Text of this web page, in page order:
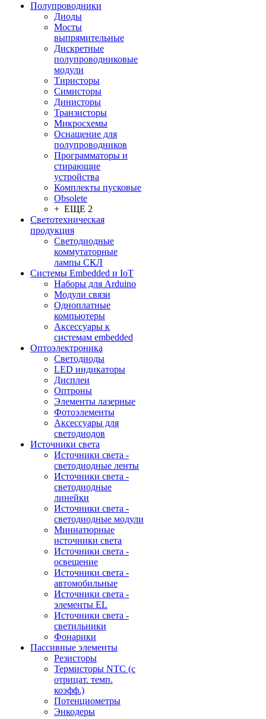
Полупроводники
Диоды
Мосты
выпрямительные
Дискретные
полупроводниковые
модули
Тиристоры
Симисторы
Динисторы
Транзисторы
Микросхемы
Оснащение для
полупроводников
Программаторы и
стирающие
устройства
Комплекты пусковые
Obsolete
+ ЕЩЕ 2
Светотехническая
продукция
Светодиодные
коммутаторные
лампы СКЛ
Системы Embedded и IoT
Наборы для Arduino
Модули связи
Одноплатные
компьютеры
Аксессуары к
системам embedded
Oптоэлектроника
Светодиоды
LED индикаторы
Дисплеи
Оптроны
Элементы лазерные
Фотоэлементы
Аксессуары для
светодиодов
Источники света
Источники света -
светодиодные ленты
Источники света -
светодиодные
линейки
Источники света -
светодиодные модули
Миниатюрные
источники света
Источники света -
освещение
Источники света -
автомобильные
Источники света -
элементы EL
Источники света -
светильники
Фонарики
Пассивные элементы
Резисторы
Термисторы NTC (с
отрицат. темп.
коэфф.)
Потенциометры
Энкодеры